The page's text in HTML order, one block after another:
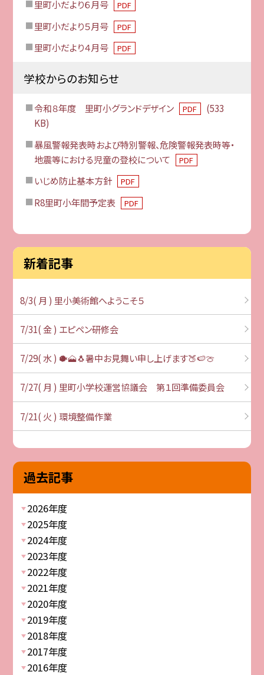
里町小だより６月号 PDF
里町小だより５月号 PDF
里町小だより４月号 PDF
学校からのお知らせ
令和８年度 里町小グランドデザイン PDF
(533
KB)
暴風警報発表時および特別警報、危険警報発表時等・
地震等における児童の登校について
PDF
いじめ防止基本方針 PDF
R8里町小年間予定表 PDF
新着記事
8/3( 月 ) 里小美術館へようこそ５
7/31( 金 ) エピペン研修会
7/29( 水 ) 🐡🗻🐧暑中お見舞い申し上げます🍑🍉🍈
7/27( 月 ) 里町小学校運営協議会 第１回準備委員会
7/21( 火 ) 環境整備作業
過去記事
2026年度
2025年度
2024年度
2023年度
2022年度
2021年度
2020年度
2019年度
2018年度
2017年度
2016年度